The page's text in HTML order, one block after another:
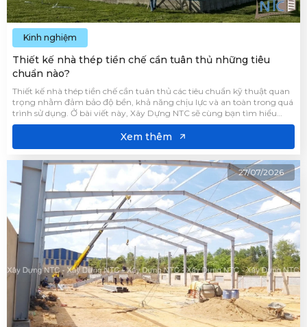
Kinh nghiệm
Thiết kế nhà thép tiền chế cần tuân thủ những tiêu
chuẩn nào?
Thiết kế nhà thép tiền chế cần tuân thủ các tiêu chuẩn kỹ thuật quan
trọng nhằm đảm bảo độ bền, khả năng chịu lực và an toàn trong quá
trình sử dụng. Ở bài viết này, Xây Dựng NTC sẽ cùng bạn tìm hiểu
những tiêu chuẩn cần thiết trong quá trình thiết kế giúp công trình
đạt hiệu quả sử dụng lâu dài.Xem thêm
27/07/2026